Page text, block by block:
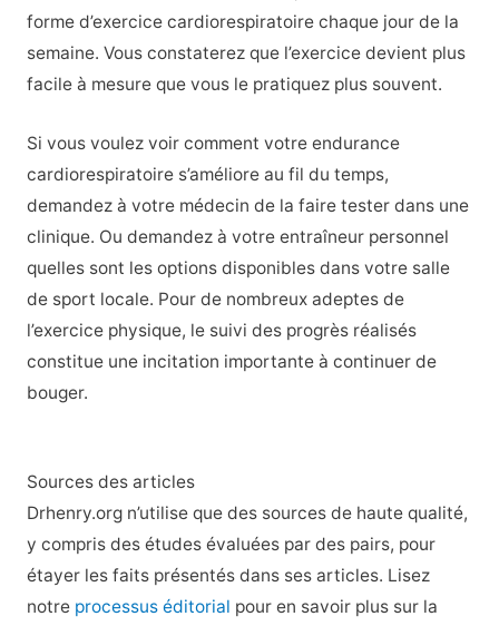
forme d’exercice cardiorespiratoire chaque jour de la
semaine. Vous constaterez que l’exercice devient plus
facile à mesure que vous le pratiquez plus souvent.
Si vous voulez voir comment votre endurance
cardiorespiratoire s’améliore au fil du temps,
demandez à votre médecin de la faire tester dans une
clinique. Ou demandez à votre entraîneur personnel
quelles sont les options disponibles dans votre salle
de sport locale. Pour de nombreux adeptes de
l’exercice physique, le suivi des progrès réalisés
constitue une incitation importante à continuer de
bouger.
Sources des articles
Drhenry.org n’utilise que des sources de haute qualité,
y compris des études évaluées par des pairs, pour
étayer les faits présentés dans ses articles. Lisez
notre processus éditorial pour en savoir plus sur la